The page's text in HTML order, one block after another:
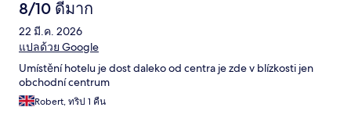
8/10 ดีมาก
22 มี.ค. 2026
แปลด้วย Google
Umístění hotelu je dost daleko od centra je zde v blízkosti jen
obchodní centrum
Robert, ทริป 1 คืน